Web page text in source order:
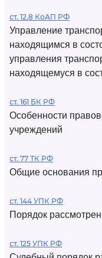
ст. 12.8 КоАП РФ
Управление
находящимся в
управления
находящемуся в
ст. 161 БК РФ
Особенности
учреждений
ст. 77 ТК РФ
Общие основания
ст. 144 УПК РФ
Порядок
ст. 125 УПК РФ